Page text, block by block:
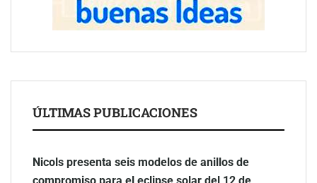
ÚLTIMAS PUBLICACIONES
Nicols presenta seis modelos de anillos de